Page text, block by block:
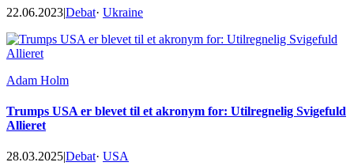
22.06.2023|Debat· Ukraine
Adam Holm
Trumps USA er blevet til et akronym for: Utilregnelig Svigefuld
Allieret
28.03.2025|Debat· USA